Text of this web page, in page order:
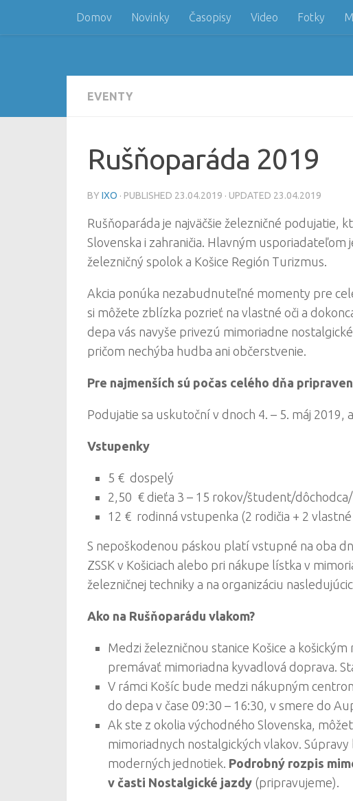
Skip to content
Domov Novinky Časopisy Video Fotky
EVENTY
Rušňoparáda 2019
BY IXO · PUBLISHED 23.04.2019 · UPDATED 23.04.2019
Rušňoparáda je najväčšie železničné podujatie,
Slovenska i zahraničia. Hlavným usporiadateľom
železničný spolok a Košice Región Turizmus.
Akcia ponúka nezabudnuteľné momenty pre
si môžete zblízka pozrieť na vlastné oči a
depa vás navyše privezú mimoriadne
pričom nechýba hudba ani občerstvenie.
Pre najmenších sú počas celého dňa
Podujatie sa uskutoční v dnoch 4. – 5. máj 2019,
Vstupenky
5 € dospelý
2,50 € dieťa 3 – 15 rokov/študent/
12 € rodinná vstupenka (2 rodičia + 2
S nepoškodenou páskou platí vstupné na oba
ZSSK v Košiciach alebo pri nákupe lístka v
železničnej techniky a na organizáciu
Ako na Rušňoparádu vlakom?
Medzi železničnou stanice Košice a
premávať mimoriadna kyvadlová doprava.
V rámci Košíc bude medzi nákupným
do depa v čase 09:30 – 16:30, v smere do
Ak ste z okolia východného Slovenska,
mimoriadnych nostalgických vlakov.
moderných jednotiek. Podrobný rozpis
v časti Nostalgické jazdy (pripravujeme).